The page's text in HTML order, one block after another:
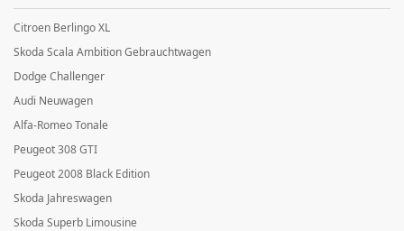
Citroen Berlingo XL
Skoda Scala Ambition Gebrauchtwagen
Dodge Challenger
Audi Neuwagen
Alfa-Romeo Tonale
Peugeot 308 GTI
Peugeot 2008 Black Edition
Skoda Jahreswagen
Skoda Superb Limousine